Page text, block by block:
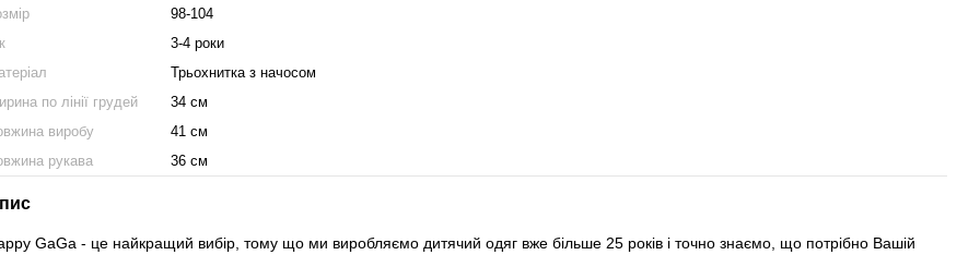
98-104
3-4 роки
Трьохнитка з начосом
по лінії грудей
34 см
виробу
41 см
рукава
36 см
GaGa - це найкращий вибір, тому що ми виробляємо дитячий одяг вже більше 25 років і точно знаємо, що потрібно Вашій